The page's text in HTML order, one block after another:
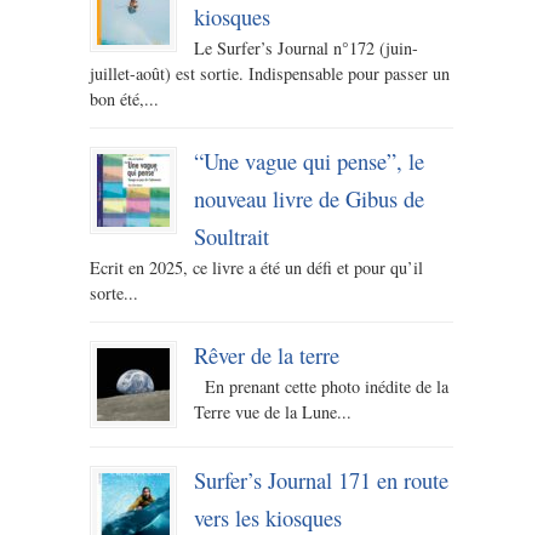
kiosques
Le Surfer’s Journal n°172 (juin-
juillet-août) est sortie. Indispensable pour passer un
bon été,...
“Une vague qui pense”, le
nouveau livre de Gibus de
Soultrait
Ecrit en 2025, ce livre a été un défi et pour qu’il
sorte...
Rêver de la terre
En prenant cette photo inédite de la
Terre vue de la Lune...
Surfer’s Journal 171 en route
vers les kiosques